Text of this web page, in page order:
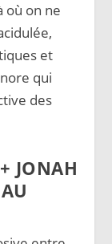
où on ne
et
qui
des
JONAH